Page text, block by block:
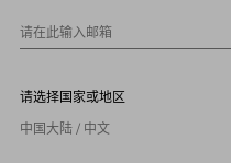
请在此输入邮箱
请选择国家或地区
中国大陆 / 中文